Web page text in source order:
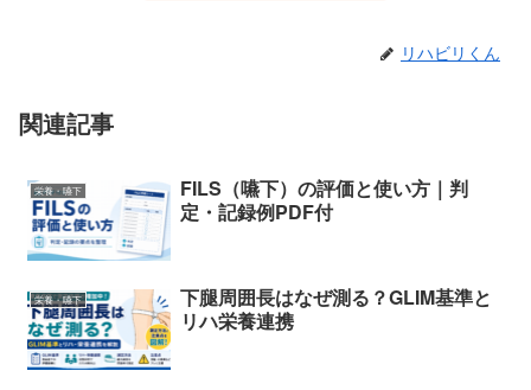
リハビリくん
関連記事
栄養・嚥下
FILS（嚥下）の評価と使い方｜判
定・記録例PDF付
栄養・嚥下
下腿周囲長はなぜ測る？GLIM基準と
リハ栄養連携